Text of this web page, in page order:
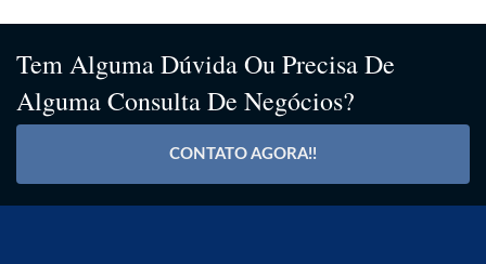
Tem Alguma Dúvida Ou Precisa De
Alguma Consulta De Negócios?
CONTATO AGORA!!